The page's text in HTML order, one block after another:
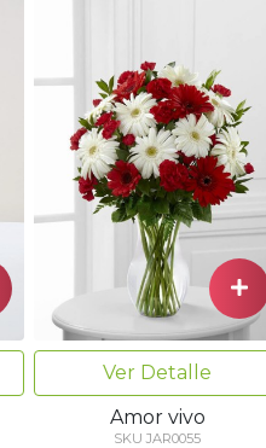
Ver Detalle
Amor vivo
SKU JAR0055